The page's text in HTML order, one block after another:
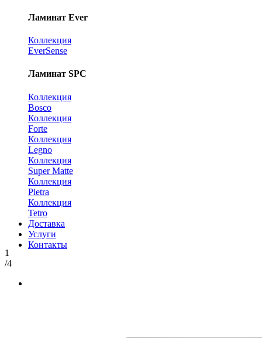
Ламинат Ever
Коллекция
EverSense
Ламинат SPC
Коллекция
Bosco
Коллекция
Forte
Коллекция
Legno
Коллекция
Super Matte
Коллекция
Pietra
Коллекция
Tetro
Доставка
Услуги
Контакты
1
/4